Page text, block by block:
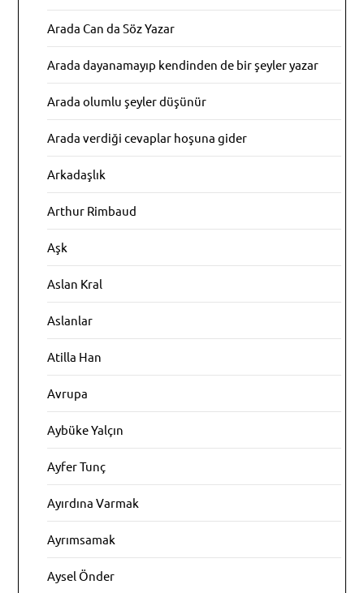
Arada Can da Söz Yazar
Arada dayanamayıp kendinden de bir şeyler yazar
Arada olumlu şeyler düşünür
Arada verdiği cevaplar hoşuna gider
Arkadaşlık
Arthur Rimbaud
Aşk
Aslan Kral
Aslanlar
Atilla Han
Avrupa
Aybüke Yalçın
Ayfer Tunç
Ayırdına Varmak
Ayrımsamak
Aysel Önder